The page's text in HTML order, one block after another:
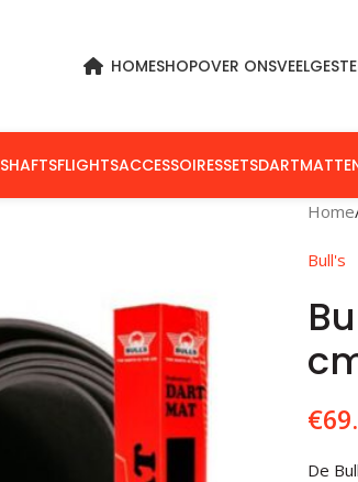
HOMESHOPOVER ONS
SHAFTSFLIGHTSACCESSOIRESSETS
Home
Bull's
€
De